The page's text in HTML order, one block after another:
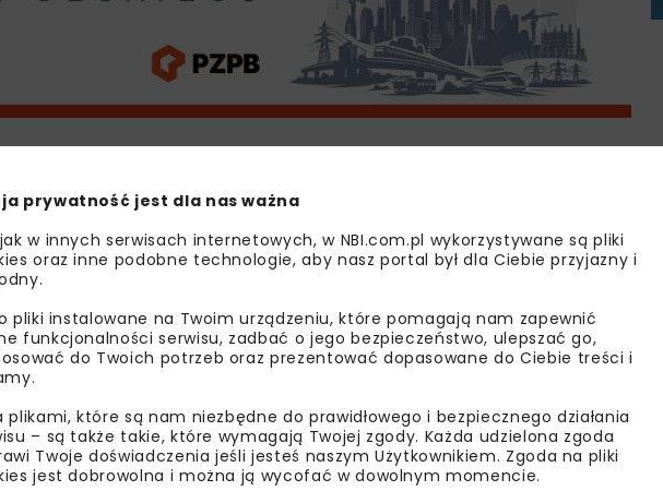
– EAME, Caterpillar)
(IRN)
euro) – A-Plant, Wielka Brytania
Polska
Neuson, skoczek zasilany elektrycznie
Zeppelin Rental
prywatność jest dla nas ważna
w innych serwisach internetowych, w NBI.com.pl wykorzystywane są pliki
oraz inne podobne technologie, aby nasz portal był dla Ciebie przyjazny i
pliki instalowane na Twoim urządzeniu, które pomagają nam zapewnić
funkcjonalności serwisu, zadbać o jego bezpieczeństwo, ulepszać go,
do Twoich potrzeb oraz prezentować dopasowane do Ciebie treści i
plikami, które są nam niezbędne do prawidłowego i bezpiecznego działania
– są także takie, które wymagają Twojej zgody. Każda udzielona zgoda
Twoje doświadczenia jeśli jesteś naszym Użytkownikiem. Zgoda na pliki
jest dobrowolna i można ją wycofać w dowolnym momencie.